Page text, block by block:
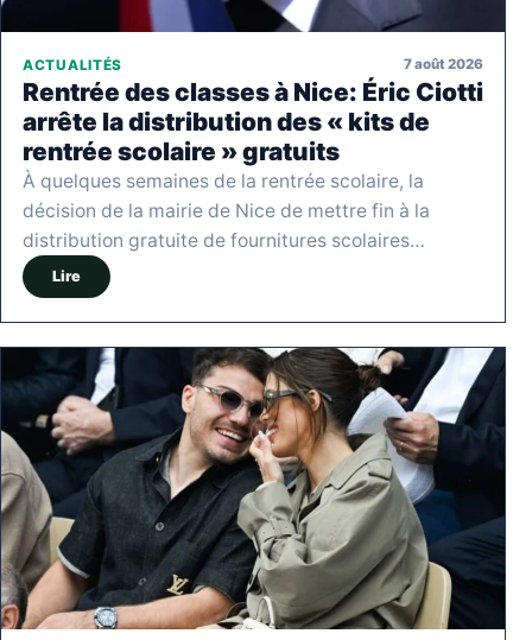
ACTUALITÉS 7 août 2026
Rentrée des classes à Nice: Éric Ciotti
arrête la distribution des « kits de
rentrée scolaire » gratuits
À quelques semaines de la rentrée scolaire, la
décision de la mairie de Nice de mettre fin à la
distribution gratuite de fournitures scolaires…
Lire